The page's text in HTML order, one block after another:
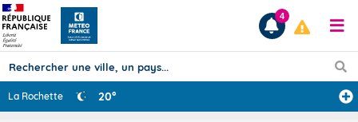
Prévisions
4
La Rochette 20°